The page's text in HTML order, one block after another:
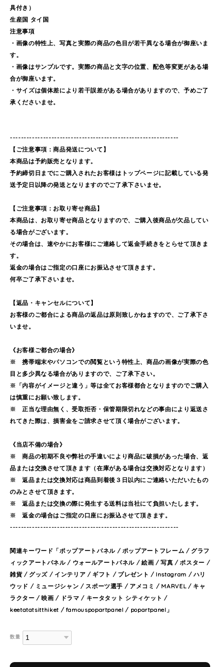
具付き）
生産国 タイ国
注意事項
・画像の特性上、写真と実際の商品の色目が若干異なる場合が御座いま
す。
・画像はサンプルです。実際の商品と文字の位置、配色等変更がある場
合が御座います。
・サイズは個体差により若干誤差がある場合がありますので、予めご了
承くださいませ。
-------------------------------------------------------------
【ご注意事項：商品発送について】
本商品は予約販売となります。
予約締切日までにご購入されたお客様はトップページに記載している発
送予定日以降の発送となりますのでご了承下さいませ。
【ご注意事項：お取り寄せ商品】
本商品は、お取り寄せ商品となりますので、ご購入後商品が欠品してい
る場合がございます。
その場合は、速やかにお客様にご連絡して返金手続きをとらせて頂きま
す。
返金の場合はご指定の口座にお振込させて頂きます。
何卒ご了承下さいませ。
【返品・キャンセルについて】
お客様のご都合による商品の返品は原則致しかねますので、ご了承下さ
いませ。
《お客様ご都合の場合》
※ 携帯端末やパソコンでの閲覧という特性上、商品の画像が実際の色
目と多少異なる場合がありますので、ご了承下さい。
※「内容がイメージと違う」等は全てお客様都合となりますのでご購入
は慎重にお願い致します。
※ 正当な理由無く、受取拒否・保管期限切れなどの事由により返送さ
れてきた際は、損害金をご請求させて頂く場合がございます。
《当店不備の場合》
※ 商品の初期不良や弊社の手違いにより商品に破損があった場合、返
品または交換させて頂きます（在庫がある場合は交換対応となります）
※ 返品または交換対応は商品到着後３日以内にご連絡いただいたもの
のみとさせて頂きます。
※ 返品または交換の際に発生する送料は当社にて負担いたします。
※ 返金の場合はご指定の口座にお振込させて頂きます。
-------------------------------------------------------------
関連キーワード「ポップアートパネル / ポップアートフレーム / グラフ
ィックアートパネル / ウォールアートパネル / 絵画 / 写真 / ポスター /
雑貨 / グッズ / インテリア / ギフト / プレゼント / Instagram / ハリ
ウッド / ミュージシャン / スポーツ選手 / アメコミ / MARVEL / キャ
ラクター / 映画 / ドラマ / キータタット シティケット /
keetatatsitthiket / famouspopartpanel / popartpanel」
数量